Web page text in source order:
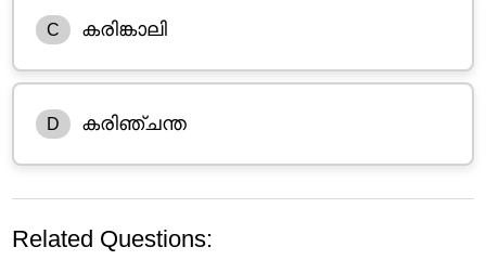
C കരിങ്കാലി
D കരിഞ്ചന്ത
Related Questions: